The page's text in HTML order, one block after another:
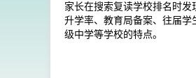
家长在搜索复读学校排名时
升学率、教育局备案、往届
级中学等学校的特点。